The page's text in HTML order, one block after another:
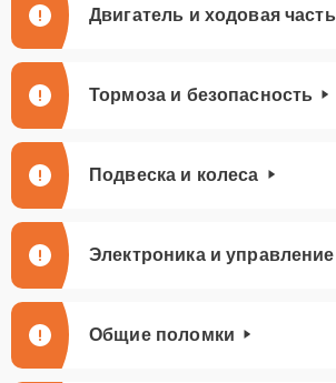
Двигатель и ходовая часть
Тормоза и безопасность
Подвеска и колеса
Электроника и управление
Общие поломки